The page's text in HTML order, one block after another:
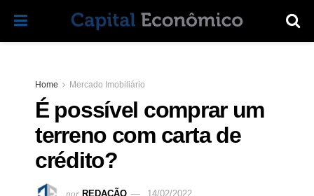
Home Mercado Imobiliário
É possível comprar um
terreno com carta de
crédito?
por REDAÇÃO
14/02/2022